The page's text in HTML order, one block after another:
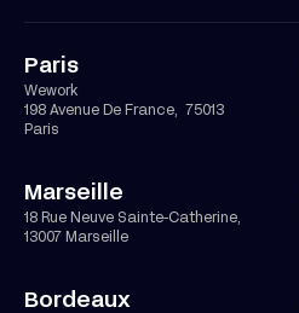
Paris
Wework
198 Avenue De France, 75013
Paris
Marseille
18 Rue Neuve Sainte-Catherine,
13007 Marseille
Bordeaux